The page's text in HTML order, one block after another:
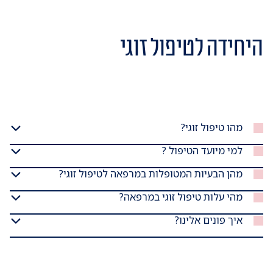
היחידה לטיפול זוגי
מהו טיפול זוגי?
למי מיועד הטיפול ?
מהן הבעיות המטופלות במרפאה לטיפול זוגי?
מהי עלות טיפול זוגי במרפאה?
איך פונים אלינו?